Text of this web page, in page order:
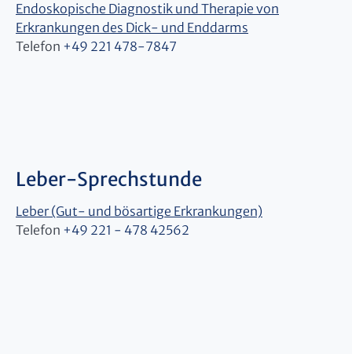
Endoskopische Diagnostik und Therapie von
Erkrankungen des Dick- und Enddarms
Telefon +49 221 478-7847
Leber-Sprechstunde
Leber (Gut- und bösartige Erkrankungen)
Telefon +49 221 - 478 42562